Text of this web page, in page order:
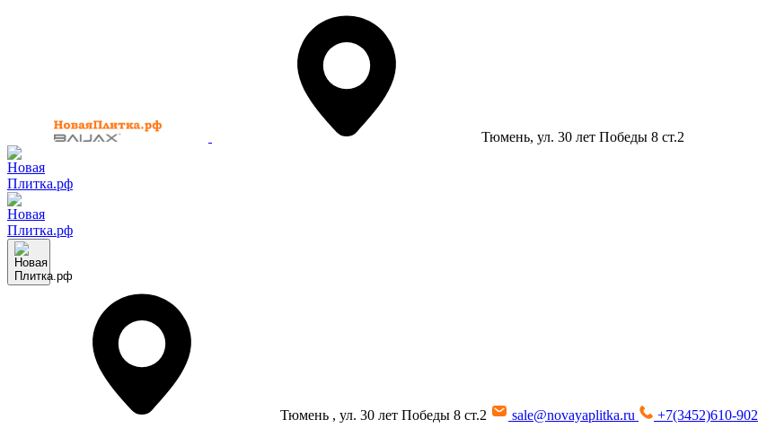
Тюмень, ул. 30 лет Победы 8 ст.2
Тюмень , ул. 30 лет Победы 8 ст.2 sale@novayaplitka.ru
+7(3452)610-902